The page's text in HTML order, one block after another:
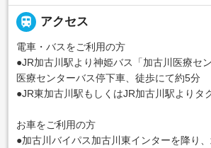
 アクセス
電車・バスをご利用の方
●JR加古川駅より神姫バス「加古川医療セ
医療センターバス停下車、徒歩にて約5分
●JR東加古川駅もしくはJR加古川駅よりタ
お車をご利用の方
●加古川バイパス加古川東インターを降り